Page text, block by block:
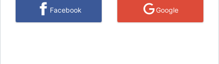
Facebook Google